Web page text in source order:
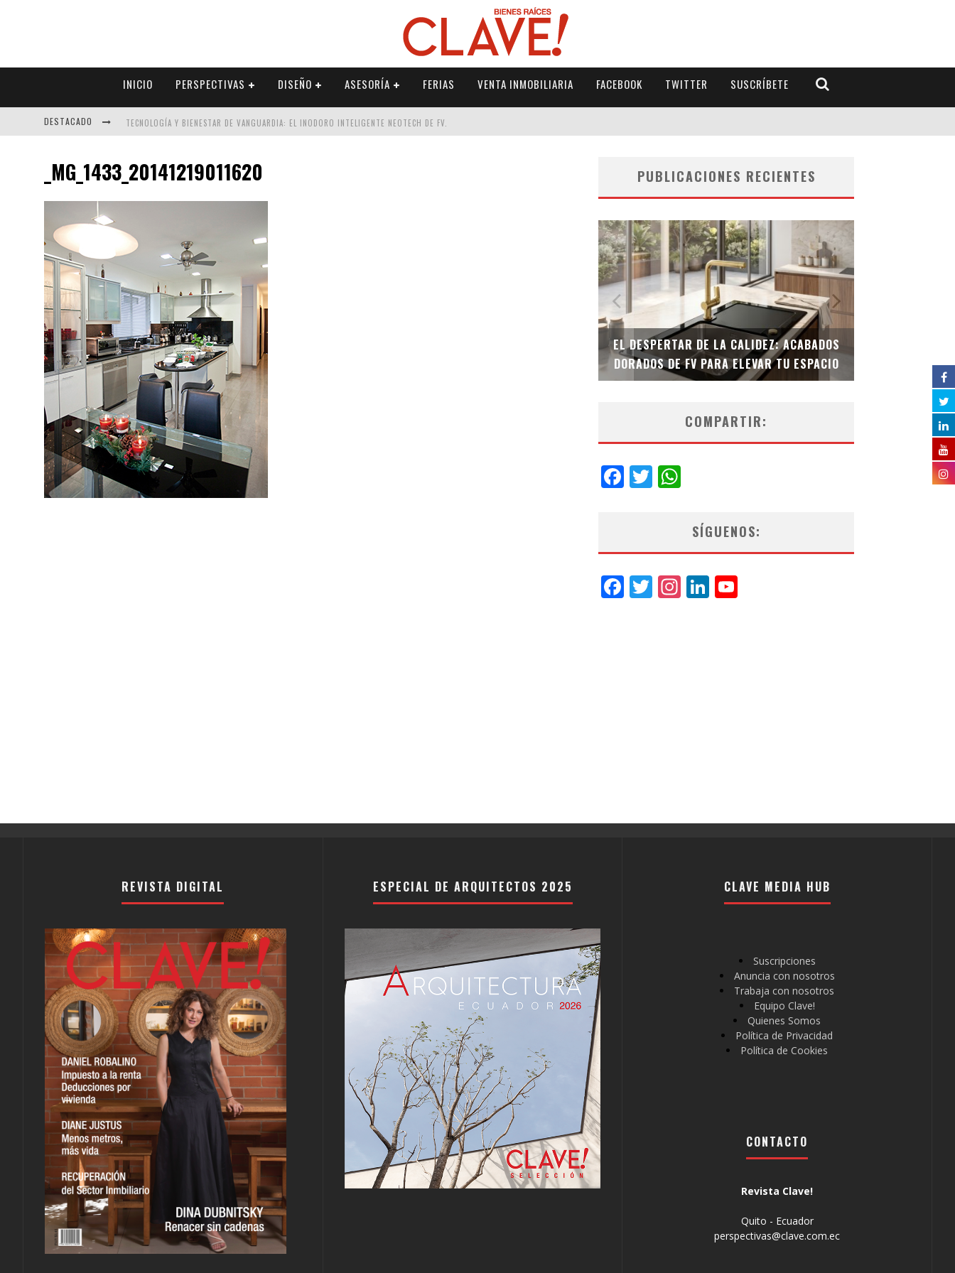
INICIO PERSPECTIVAS DISEÑO ASESORÍA FERIAS VENTA INMOBILIARIA FACEBOOK TWITTER SUSCRÍBETE
DESTACADO TECNOLOGÍA Y BIENESTAR DE VANGUARDIA: EL INODORO INTELIGENTE NEOTECH DE FV.
ALEXANDRA BEDOYA – LA CONSTANCIA DETRÁS DE LA PALETERÍA
_MG_1433_20141219011620 PUBLICACIONES RECIENTES
EL DESPERTAR DE LA CALIDEZ: ACABADOS
DORADOS DE FV PARA ELEVAR TU ESPACIO
EL INODORO
COMPARTIR:
Facebook
Twitter
SÍGUENOS:
Facebook
Twitter
Instagram
LinkedIn
REVISTA DIGITAL ESPECIAL DE ARQUITECTOS 2025 CLAVE MEDIA HUB
Suscripciones
Anuncia con nosotros
Trabaja con nosotros
Equipo Clave!
Quienes Somos
Política de Privacidad
Política de Cookies
CONTACTO
Revista Clave!
Quito - Ecuador
perspectivas@clave.com.ec